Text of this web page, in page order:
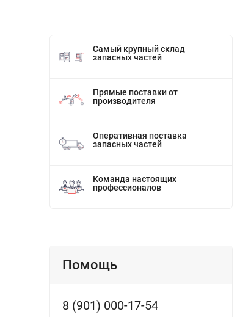
Самый крупный склад
запасных частей
Прямые поставки от
производителя
Оперативная поставка
запасных частей
Команда настоящих
профессионалов
Помощь
8 (901) 000-17-54